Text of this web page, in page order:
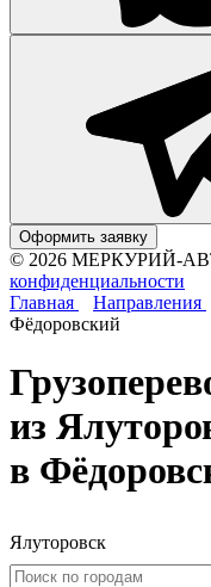
Оформить заявку
© 2026 МЕРКУРИЙ-
конфиденциальности
Главная
Направления
Фёдоровский
из
в
Ялуторовск